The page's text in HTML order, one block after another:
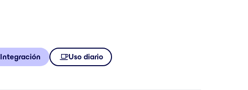
Integración Uso diario